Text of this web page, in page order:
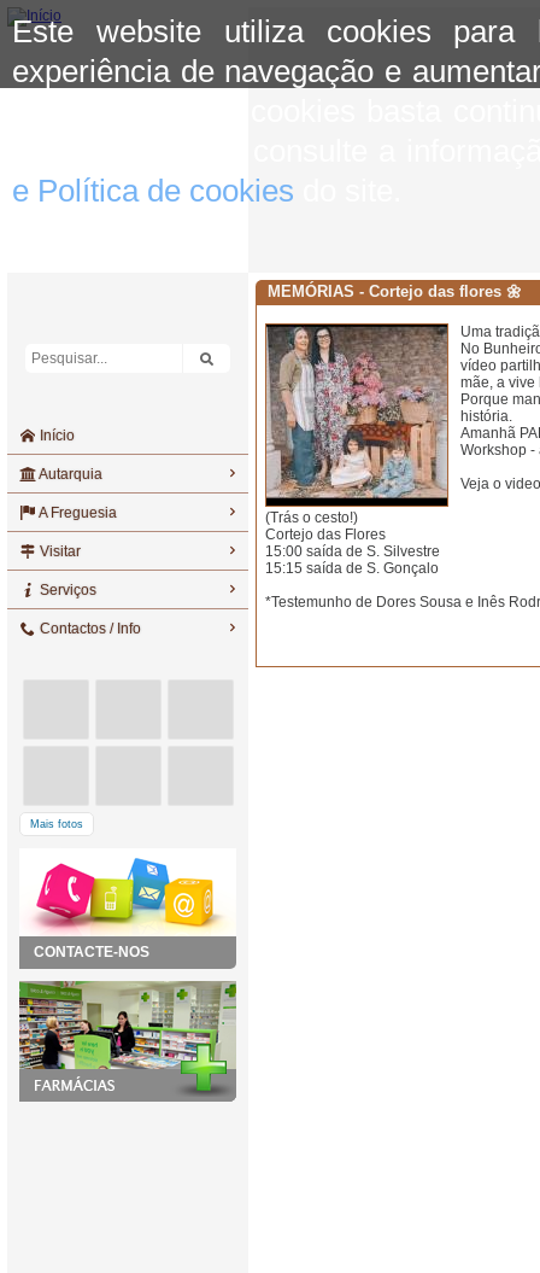
Este website utiliza cookies para
experiência de navegação e
e Política de cookies
Início
Autarquia
A Freguesia
Visitar
Serviços
Contactos / Info
Mais fotos
CONTACTE-NOS
MEMÓRIAS - Cortejo das flores 🌼
Uma
No
vídeo
mãe, a vive
Porque
história.
Amanhã
Workshop -
Veja o
(Trás o cesto!)
Cortejo das Flores
15:00 saída de S. Silvestre
15:15 saída de S. Gonçalo
*Testemunho de Dores Sousa e Inês